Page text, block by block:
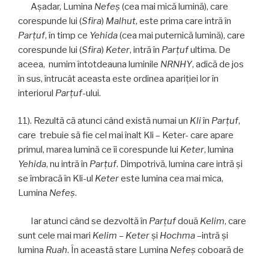
Aşadar, Lumina Nefeş (cea mai mică lumină), care
corespunde lui (Sfira) Malhut, este prima care intră în
Parţuf, în timp ce Yehida(cea mai puternică lumină), care
corespunde lui (Sfira) Keter, intră în Parţufultima. De
aceea, numim întotdeauna luminile NRNHY, adică de jos
în sus, întrucât aceasta este ordinea apariției lor în
interiorul Parţuf-ului.
11). Rezultă că atunci când există numai un Kliîn Parţuf,
care trebuie să fie cel mai înalt Kli – Keter- care apare
primul, marea lumină ce îi corespunde lui Keter, lumina
Yehida, nu intră în Parţuf. Dimpotrivă, lumina care intră şi
se îmbracă în Kli-ul Ketereste lumina cea mai mica,
Lumina Nefeş.
Iar atunci când se dezvoltă în Parţufdouă Kelim, care
sunt cele mai mari Kelim – Keterşi Hochma–intră şi
lumina Ruah. În această stare Lumina Nefeş coboară de